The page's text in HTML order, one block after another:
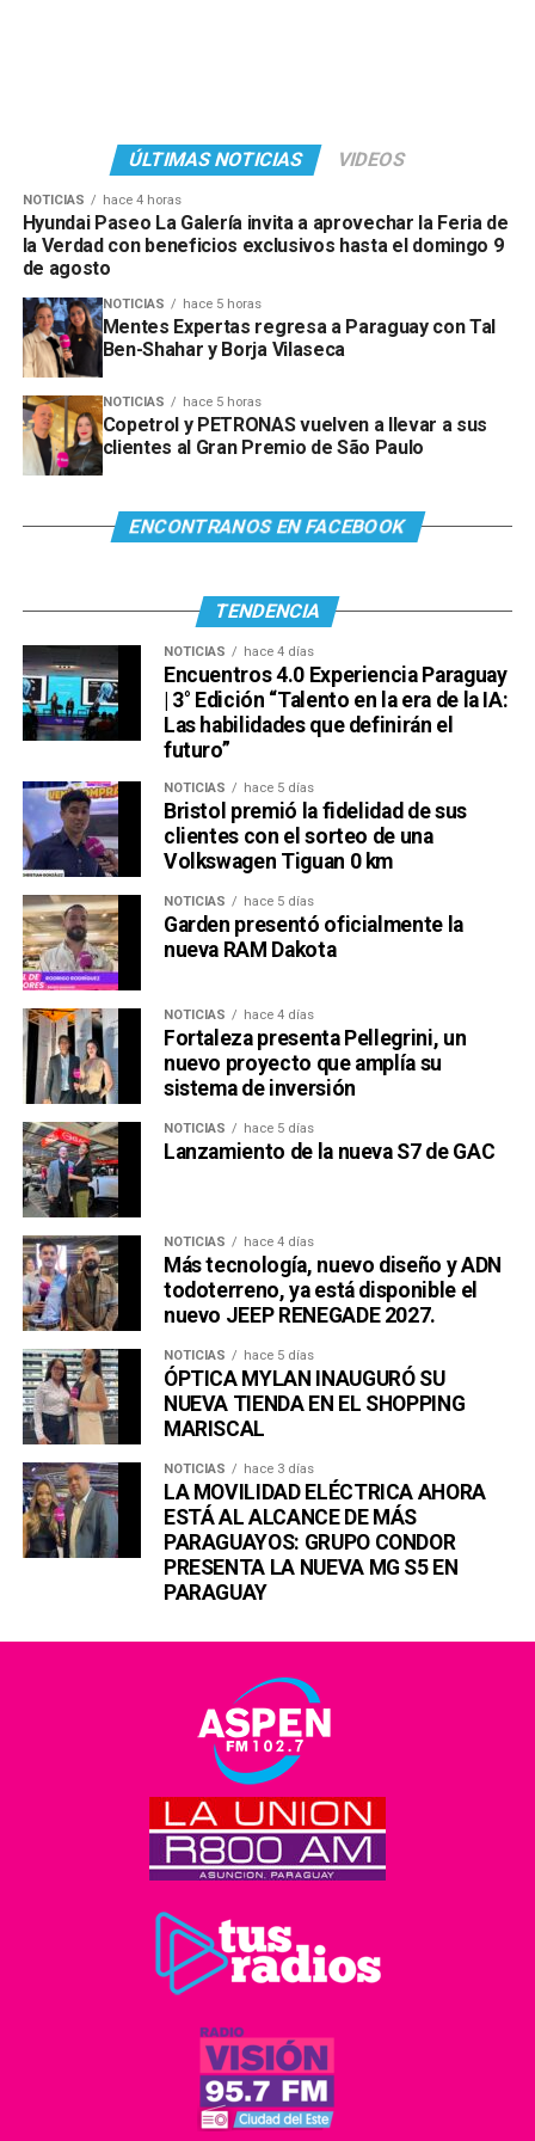
Ver esta publicación en Instagram
Una publicación compartida por Venus Media (@venusmediaoficial)
ÚLTIMAS NOTICIAS VIDEOS
NOTICIAS hace 4 horas
Hyundai Paseo La Galería invita a aprovechar la Feria de
la Verdad con beneficios exclusivos hasta el domingo 9
de agosto
NOTICIAS hace 5 horas
Mentes Expertas regresa a Paraguay con Tal
Ben-Shahar y Borja Vilaseca
NOTICIAS hace 5 horas
Copetrol y PETRONAS vuelven a llevar a sus
clientes al Gran Premio de São Paulo
ENCONTRANOS EN FACEBOOK
TENDENCIA
NOTICIAS hace 4 días
Encuentros 4.0 Experiencia Paraguay
| 3° Edición “Talento en la era de la IA:
Las habilidades que definirán el
futuro”
NOTICIAS hace 5 días
Bristol premió la fidelidad de sus
clientes con el sorteo de una
Volkswagen Tiguan 0 km
NOTICIAS hace 5 días
Garden presentó oficialmente la
nueva RAM Dakota
NOTICIAS hace 4 días
Fortaleza presenta Pellegrini, un
nuevo proyecto que amplía su
sistema de inversión
NOTICIAS hace 5 días
Lanzamiento de la nueva S7 de GAC
NOTICIAS hace 4 días
Más tecnología, nuevo diseño y ADN
todoterreno, ya está disponible el
nuevo JEEP RENEGADE 2027.
NOTICIAS hace 5 días
ÓPTICA MYLAN INAUGURÓ SU
NUEVA TIENDA EN EL SHOPPING
MARISCAL
NOTICIAS hace 3 días
LA MOVILIDAD ELÉCTRICA AHORA
ESTÁ AL ALCANCE DE MÁS
PARAGUAYOS: GRUPO CONDOR
PRESENTA LA NUEVA MG S5 EN
PARAGUAY